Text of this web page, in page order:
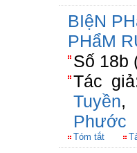
BIệN
PHẩM
Số 18b
Tác
Tuyền,
Phước
Tóm tắt